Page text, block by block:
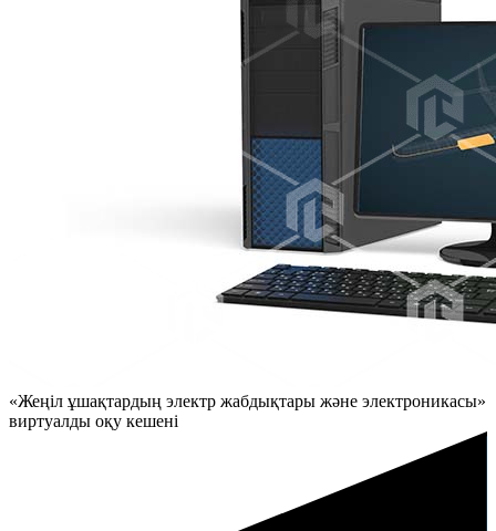
«Жеңіл ұшақтардың электр жабдықтары және электроникасы»
виртуалды оқу кешені